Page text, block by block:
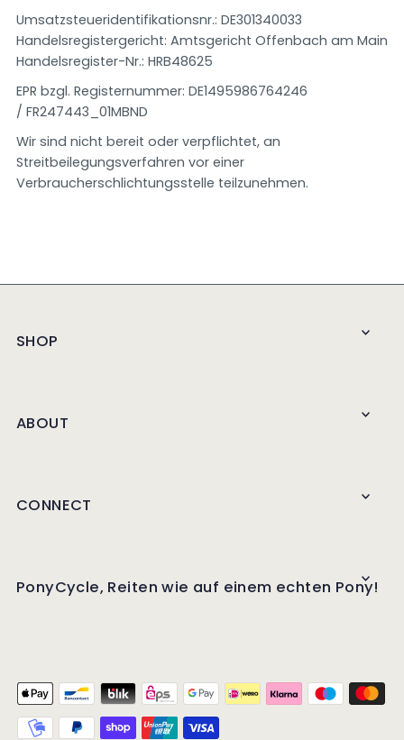
Umsatzsteueridentifikationsnr.: DE301340033
Handelsregistergericht: Amtsgericht Offenbach am Main
Handelsregister-Nr.: HRB48625
EPR bzgl. Registernummer: DE1495986764246
/ FR247443_01MBND
Wir sind nicht bereit oder verpflichtet, an
Streitbeilegungsverfahren vor einer
Verbraucherschlichtungsstelle teilzunehmen.
SHOP
ABOUT
CONNECT
PonyCycle, Reiten wie auf einem echten Pony!